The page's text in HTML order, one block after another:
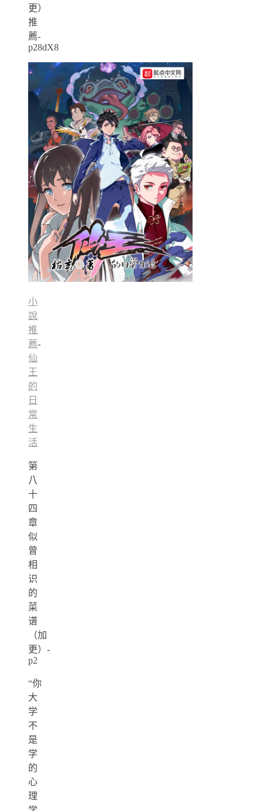
更）
推
薦-
p28dX8
小
說
推
薦-
仙
王
的
日
常
生
活
第
八
十
四
章
似
曾
相
识
的
菜
谱
（加
更）-
p2
“你
大
学
不
是
学
的
心
理